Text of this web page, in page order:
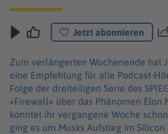
Jetzt abonnieren
Zum verlängerten Wochenende hat
eine Empfehlung für alle Podcast-
Folge der dreiteiligen Serie des
»Firewall« über das Phänomen Elon
konntet ihr vergangene Woche
ging es um Musks Aufstieg im Silicon